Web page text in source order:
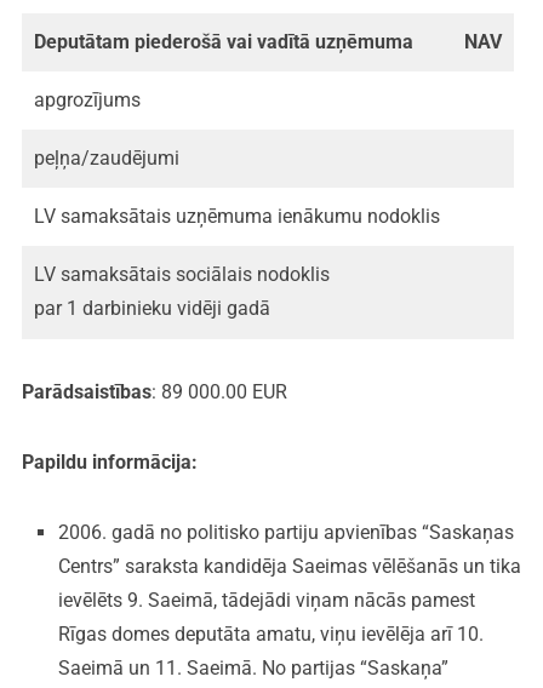
Deputātam piederošā vai vadītā uzņēmuma NAV
apgrozījums
peļņa/zaudējumi
LV samaksātais uzņēmuma ienākumu nodoklis
LV samaksātais sociālais nodoklis
par 1 darbinieku vidēji gadā
Parādsaistības: 89 000.00 EUR
Papildu informācija:
2006. gadā no politisko partiju apvienības “Saskaņas
Centrs” saraksta kandidēja Saeimas vēlēšanās un tika
ievēlēts 9. Saeimā, tādejādi viņam nācās pamest
Rīgas domes deputāta amatu, viņu ievēlēja arī 10.
Saeimā un 11. Saeimā. No partijas “Saskaņa”